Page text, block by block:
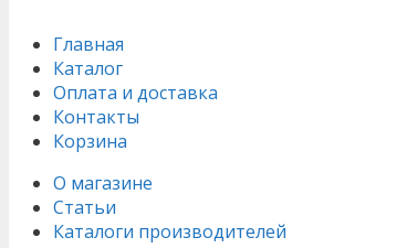
Главная
Каталог
Оплата и доставка
Контакты
Корзина
О магазине
Статьи
Каталоги производителей